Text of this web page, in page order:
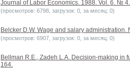
Journal of Labor Economics. 1988. Vol. 6. №
(просмотров: 6798, загрузок: 0, за месяц: 0)
Belcker D.W. Wage and salary administration.
(просмотров: 6907, загрузок: 0, за месяц: 0)
Bellman R.E., Zadeh L.A. Decision-making in
164.